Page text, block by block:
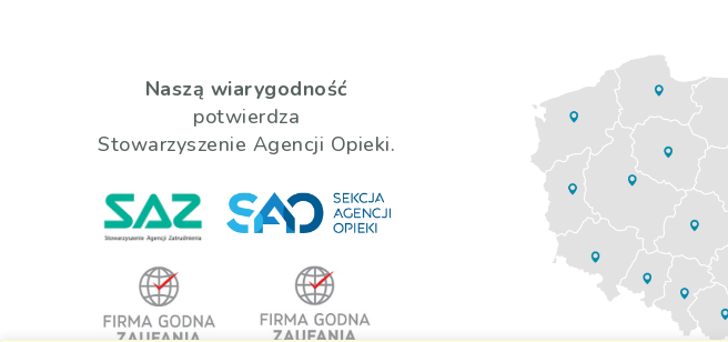
Naszą wiarygodność
potwierdza
Stowarzyszenie Agencji Opieki.